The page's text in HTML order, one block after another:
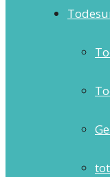
tot